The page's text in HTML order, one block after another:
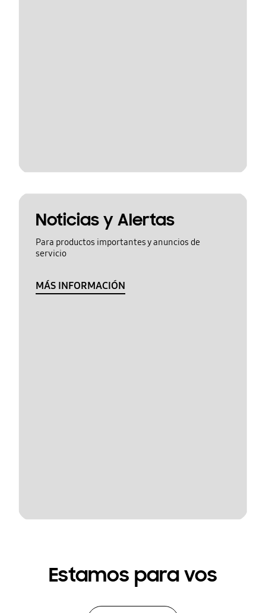
Noticias y Alertas
Para productos importantes y anuncios de
servicio
MÁS INFORMACIÓN
Estamos para vos